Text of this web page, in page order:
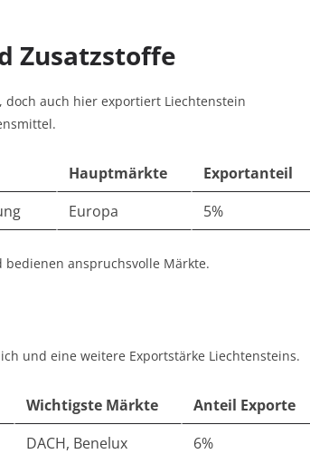
Zusatzstoffe
auch hier exportiert Liechtenstein
Hauptmärkte
Exportanteil
Europa 5%
bedienen anspruchsvolle Märkte.
und eine weitere Exportstärke Liechtensteins.
Wichtigste Märkte
Anteil Exporte
DACH, Benelux 6%